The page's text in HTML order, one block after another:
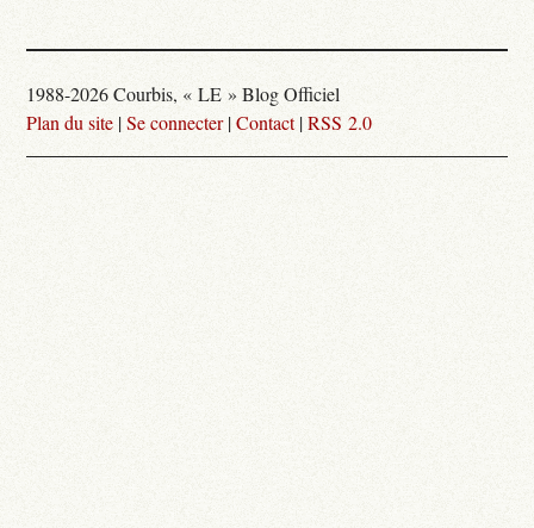
1988-2026 Courbis, « LE » Blog Officiel
Plan du site |Se connecter|Contact|RSS 2.0